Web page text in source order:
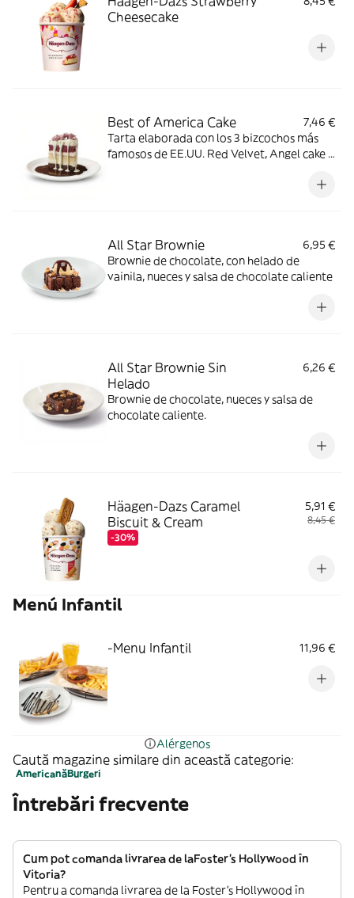
Cheesecake
Best of America Cake
7,46 €
Tarta elaborada con los 3 bizcochos más
famosos de EE.UU. Red Velvet, Angel cake y
All Star Brownie
6,95 €
Brownie de chocolate, con helado de
vainila, nueces y salsa de chocolate caliente
All Star Brownie Sin
Helado
6,26 €
Brownie de chocolate, nueces y salsa de
chocolate caliente.
Häagen-Dazs Caramel
Biscuit & Cream
-30%
5,91 €
8,45 €
Menú Infantil
-Menu Infantil 11,96 €
Alérgenos
Caută magazine similare din această categorie:
AmericanăBurgeri
Întrebări frecvente
Cum pot comanda livrarea de laFoster's Hollywood în
Vitoria?
Pentru a comanda livrarea de la Foster's Hollywood în